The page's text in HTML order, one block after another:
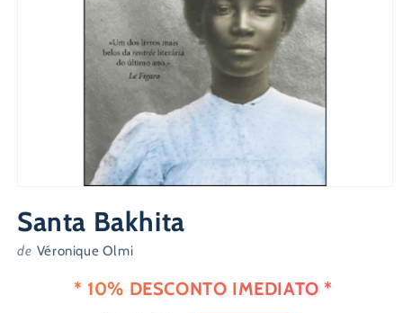
multimédia
1
em
modal
Santa Bakhita
de Véronique Olmi
* 10% DESCONTO IMEDIATO *